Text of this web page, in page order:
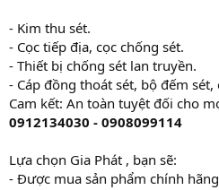
- Kim thu sét.
- Cọc tiếp địa, cọc chống sét.
- Thiết bị chống sét lan truyền.
- Cáp đồng thoát sét, bộ đếm sét,
Cam kết: An toàn tuyệt đối cho
0912134030 - 0908099114
Lựa chọn Gia Phát , bạn sẽ:
- Được mua sản phẩm chính